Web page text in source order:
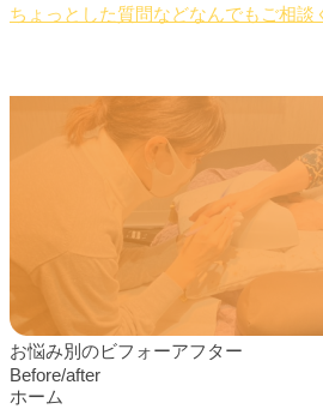
ちょっとした質問などなんでもご相談
お悩み別のビフォーアフター
Before/after
ホーム